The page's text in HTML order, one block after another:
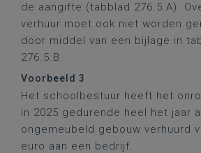
de aangifte (tabblad 276.5.A).
verhuur moet ook niet worden
door middel van een bijlage in
276.5.B.
Voorbeeld 3
Het schoolbestuur heeft het
in 2025 gedurende heel het jaar
ongemeubeld gebouw verhuurd
euro aan een bedrijf.